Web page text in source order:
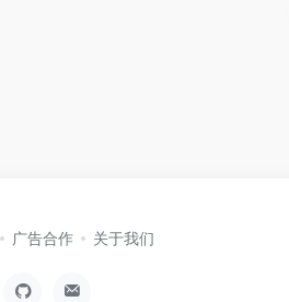
广告合作 关于我们